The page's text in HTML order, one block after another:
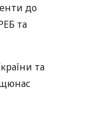
до
та
та